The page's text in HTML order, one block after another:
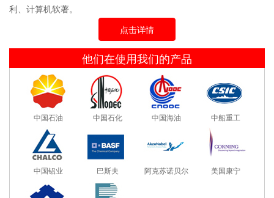
利、计算机软著。
点击详情
他们在使用我们的产品
中国石油 中国石化 中国海油 中船重工
中国铝业 巴斯夫 阿克苏诺贝尔 美国康宁